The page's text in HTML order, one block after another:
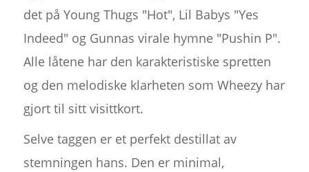
det på Young Thugs "Hot", Lil Babys "Yes
Indeed" og Gunnas virale hymne "Pushin P".
Alle låtene har den karakteristiske spretten
og den melodiske klarheten som Wheezy har
gjort til sitt visittkort.
Selve taggen er et perfekt destillat av
stemningen hans. Den er minimal,